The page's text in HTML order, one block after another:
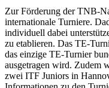
Zur Förderung der TNB-
internationale Turniere.
individuell dabei
zu etablieren. Das TE-
das einzige TE-Turnier
ausgetragen wird. Zudem
zwei ITF Juniors in